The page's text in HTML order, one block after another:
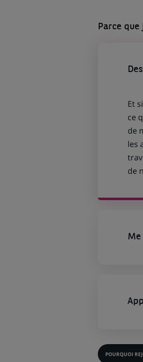
Parce que
Et
ce
de
les
de
POURQUOI